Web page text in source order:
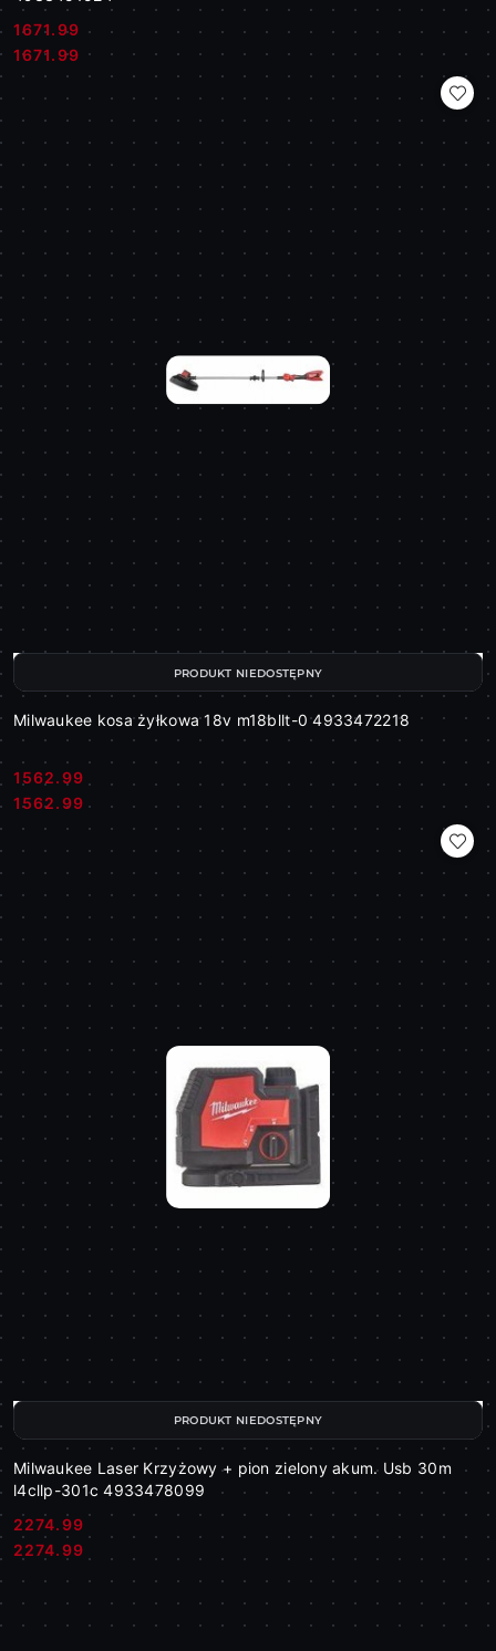
Cena:
1671.99
Cena:
1671.99
Milwaukee kosa żyłkowa 18v m18bllt-0 4933472218
Cena:
1562.99
Cena:
1562.99
PRODUKT NIEDOSTĘPNY
Milwaukee Laser Krzyżowy + pion zielony akum. Usb 30m
l4cllp-301c 4933478099
Cena:
2274.99
Cena:
2274.99
PRODUKT NIEDOSTĘPNY